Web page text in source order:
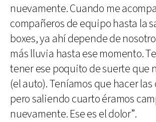
nuevamente. Cuando me
compañeros de equipo hasta la
boxes, ya ahí depende de
más lluvia hasta ese momento.
tener ese poquito de suerte que
(el auto). Teníamos que hacer las
pero saliendo cuarto éramos
nuevamente. Ese es el dolor”.